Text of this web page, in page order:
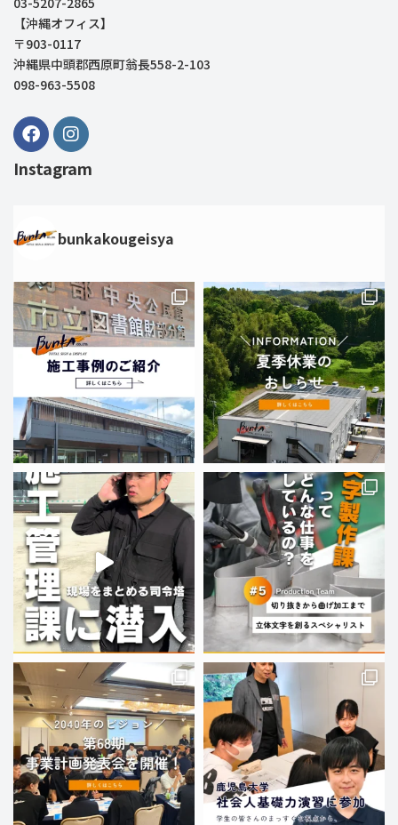
【沖縄オフィス】
〒903-0117
沖縄県中頭郡西原町翁長558-2-103
098-963-5508
Instagram
bunkakougeisya